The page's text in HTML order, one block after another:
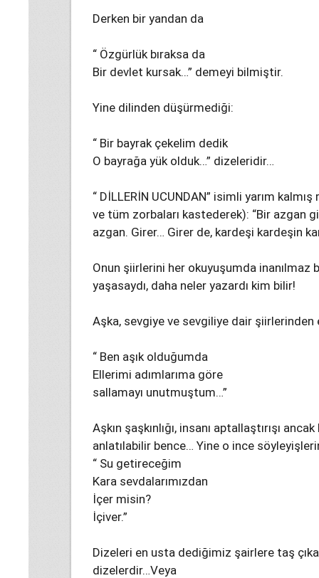
Derken bir yandan da
“ Özgürlük bıraksa da
Bir devlet kursak…” demeyi bilmiştir.
Yine dilinden düşürmediği:
“ Bir bayrak çekelim dedik
O bayrağa yük olduk…” dizeleridir…
“ DİLLERİN UCUNDAN” isimli yarım
ve tüm zorbaları kastederek): “Bir azgan
azgan. Girer… Girer de, kardeşi kardeşin
Onun şiirlerini her okuyuşumda inanılmaz
yaşasaydı, daha neler yazardı kim bilir!
Aşka, sevgiye ve sevgiliye dair
“ Ben aşık olduğumda
Ellerimi adımlarıma göre
sallamayı unutmuştum…”
Aşkın şaşkınlığı, insanı aptallaştırışı
anlatılabilir bence… Yine o ince
“ Su getireceğim
Kara sevdalarımızdan
İçer misin?
İçiver.”
Dizeleri en usta dediğimiz şairlere taş
dizelerdir…Veya